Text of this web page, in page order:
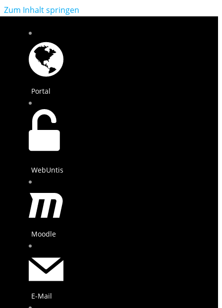
Zum Inhalt springen
Portal
WebUntis
Moodle
E-Mail